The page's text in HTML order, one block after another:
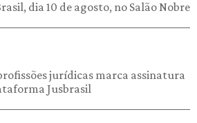
dia 10 de agosto, no Salão Nobre
jurídicas marca assinatura
Jusbrasil